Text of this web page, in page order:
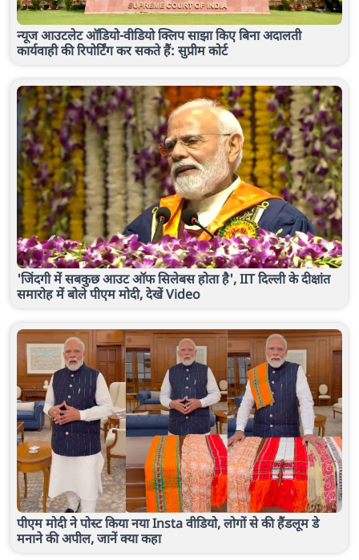
न्यूज आउटलेट ऑडियो-वीडियो क्लिप साझा किए बिना अदालती
कार्यवाही की रिपोर्टिंग कर सकते हैं: सुप्रीम कोर्ट
'जिंदगी में सबकुछ आउट ऑफ सिलेबस होता है', IIT दिल्ली के दीक्षांत
समारोह में बोले पीएम मोदी, देखें Video
पीएम मोदी ने पोस्ट किया नया Insta वीडियो, लोगों से की हैंडलूम डे
मनाने की अपील, जानें क्या कहा